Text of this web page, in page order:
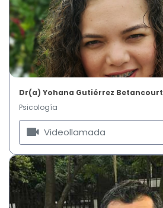
Dr(a) Yohana Gutiérrez Betancourt
Psicología
Videollamada